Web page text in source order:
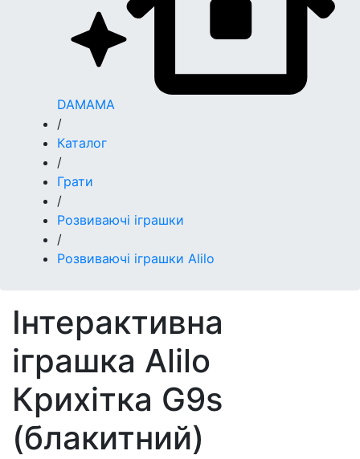
DAMAMA
/
Каталог
/
Грати
/
Розвиваючі іграшки
/
Розвиваючі іграшки Alilo
Інтерактивна
іграшка Alilo
Крихітка G9s
(блакитний)